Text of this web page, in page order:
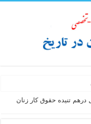
درهم تنیده حقوق کار زنان